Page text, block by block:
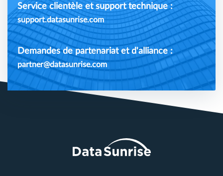
Service clientèle et support technique :
support.datasunrise.com
Demandes de partenariat et d'alliance :
partner@datasunrise.com